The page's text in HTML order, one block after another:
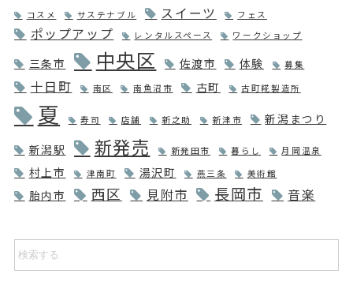
コスメ サステナブル スイーツ フェス
ポップアップ レンタルスペース ワークショップ
三条市 中央区 佐渡市 体験 募集
十日町 南区 南魚沼市 古町 古町糀製造所
夏 寿司 店舗 新之助 新津市
新潟まつり
新潟駅
新発売 新発田市 暮らし 月岡温泉
村上市 津南町 湯沢町 燕三条 美術館
胎内市 西区 見附市 長岡市 音楽